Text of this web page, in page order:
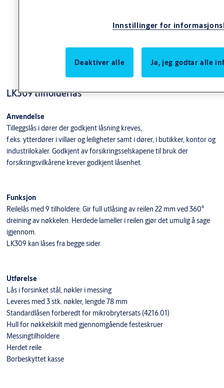
LK309 tilholderlås
Anvendelse
Tilleggslås i dører der godkjent låsning kreves,
f.eks. ytterdører i villaer og leiligheter samt i dører, i butikker, kontor og
industrilokaler. Godkjent av forsikringsselskapene til bruk der
forsikringsvilkårene krever godkjent låsenhet.
Funksjon
Reilelås med 9 tilholdere. Gir full utlåsing av reilen 22 mm ved 360°
dreining av nøkkelen. Herdede lameller i reilen gjør det umulig å sage
igjennom.
LK309 kan låses fra begge sider.
Utførelse
Lås i forsinket stål, nøkler i messing
Leveres med 3 stk. nøkler, lengde 78 mm
Standardlåsen forberedt for mikrobrytersats (4216.01)
Hull for nøkkelskilt med gjennomgående festeskruer
Messingtilholdere
Herdet reile
Borbeskyttet kasse
Innstillinger for
Deaktiver alle Ja, jeg godtar alle